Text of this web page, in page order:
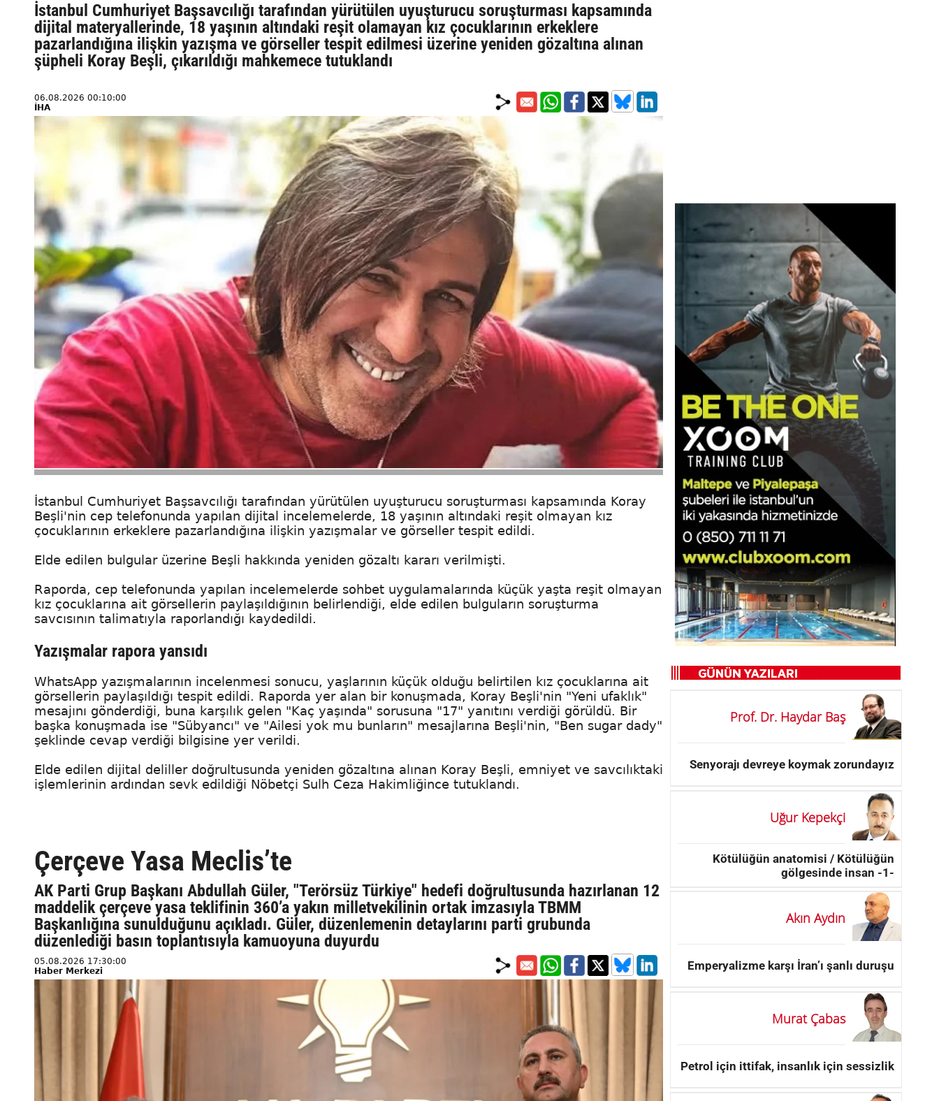
İstanbul Cumhuriyet Başsavcılığı tarafından yürütülen uyuşturucu soruşturması kapsamında
dijital materyallerinde, 18 yaşının altındaki reşit olamayan kız çocuklarının erkeklere
pazarlandığına ilişkin yazışma ve görseller tespit edilmesi üzerine yeniden gözaltına alınan
şüpheli Koray Beşli, çıkarıldığı mahkemece tutuklandı
06.08.2026 00:10:00
İHA
İstanbul Cumhuriyet Başsavcılığı tarafından yürütülen uyuşturucu soruşturması kapsamında Koray
Beşli'nin cep telefonunda yapılan dijital incelemelerde, 18 yaşının altındaki reşit olmayan kız
çocuklarının erkeklere pazarlandığına ilişkin yazışmalar ve görseller tespit edildi.
Elde edilen bulgular üzerine Beşli hakkında yeniden gözaltı kararı verilmişti.
Raporda, cep telefonunda yapılan incelemelerde sohbet uygulamalarında küçük yaşta reşit olmayan
kız çocuklarına ait görsellerin paylaşıldığının belirlendiği, elde edilen bulguların soruşturma
savcısının talimatıyla raporlandığı kaydedildi.
Yazışmalar rapora yansıdı
WhatsApp yazışmalarının incelenmesi sonucu, yaşlarının küçük olduğu belirtilen kız çocuklarına ait
görsellerin paylaşıldığı tespit edildi. Raporda yer alan bir konuşmada, Koray Beşli'nin "Yeni ufaklık"
mesajını gönderdiği, buna karşılık gelen "Kaç yaşında" sorusuna "17" yanıtını verdiği görüldü. Bir
başka konuşmada ise "Sübyancı" ve "Ailesi yok mu bunların" mesajlarına Beşli'nin, "Ben sugar dady"
şeklinde cevap verdiği bilgisine yer verildi.
Elde edilen dijital deliller doğrultusunda yeniden gözaltına alınan Koray Beşli, emniyet ve savcılıktaki
işlemlerinin ardından sevk edildiği Nöbetçi Sulh Ceza Hakimliğince tutuklandı.
Çerçeve Yasa Meclis’te
AK Parti Grup Başkanı Abdullah Güler, "Terörsüz Türkiye" hedefi doğrultusunda hazırlanan 12
maddelik çerçeve yasa teklifinin 360’a yakın milletvekilinin ortak imzasıyla TBMM
Başkanlığına sunulduğunu açıkladı. Güler, düzenlemenin detaylarını parti grubunda
düzenlediği basın toplantısıyla kamuoyuna duyurdu
05.08.2026 17:30:00
Haber Merkezi
Prof. Dr. Haydar Baş
Senyorajı devreye koymak zorundayız
Uğur Kepekçi
Kötülüğün anatomisi / Kötülüğün
gölgesinde insan -1-
Akın Aydın
Emperyalizme karşı İran’ı şanlı duruşu
Murat Çabas
Petrol için ittifak, insanlık için sessizlik